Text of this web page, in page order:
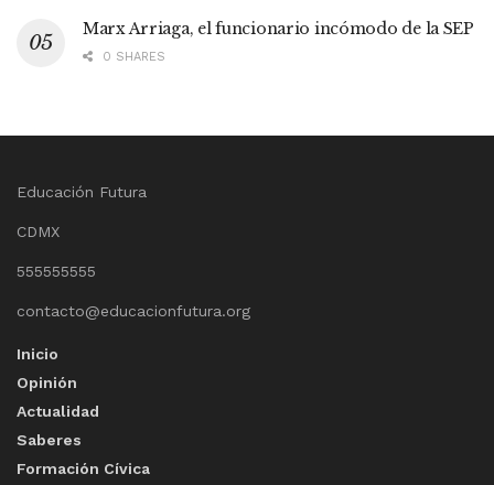
Marx Arriaga, el funcionario incómodo de la SEP
0 SHARES
Educación Futura
CDMX
555555555
contacto@educacionfutura.org
Inicio
Opinión
Actualidad
Saberes
Formación Cívica